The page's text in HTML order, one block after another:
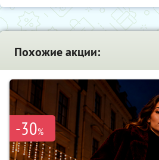
Похожие акции:
-30%